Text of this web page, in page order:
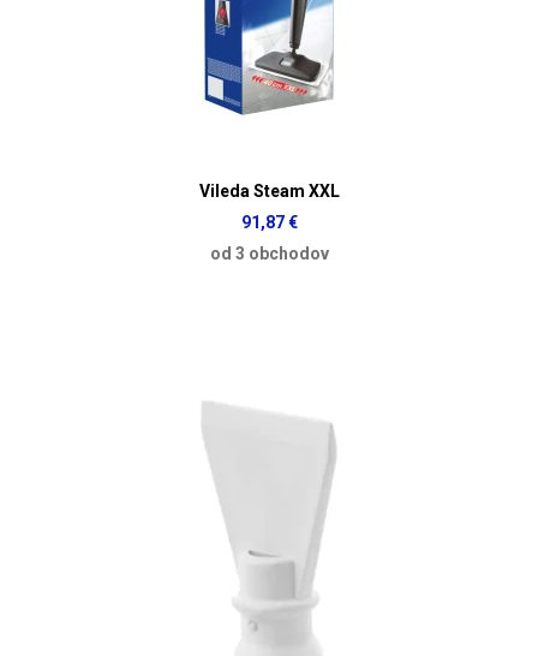
Vileda Steam XXL
91,87 €
od 3 obchodov